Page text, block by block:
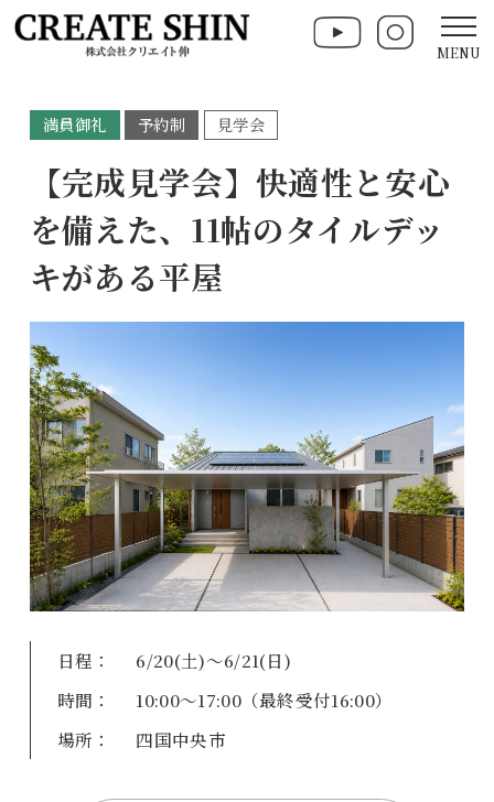
MENU
満員御礼 予約制 見学会
【完成見学会】快適性と安心
を備えた、11帖のタイルデッ
キがある平屋
日程：
6/20(土)～6/21(日)
時間：
10:00～17:00（最終受付16:00）
場所：
四国中央市